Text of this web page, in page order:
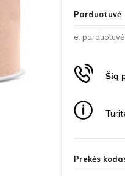
Parduotuvė
e. parduotuvė
Šią
Prekės